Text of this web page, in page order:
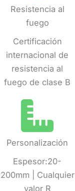
Resistencia al
fuego
Certificación
internacional de
resistencia al
fuego de clase B
Personalización
Espesor:20-
200mm | Cualquier
valor R